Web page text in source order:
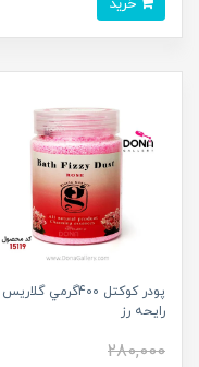
پودر کوکتل 400گرمي گلاريس
رايحه رز
280,000